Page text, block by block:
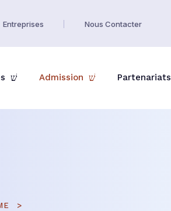
Entreprises Nous Contacter
Admission Partenariats